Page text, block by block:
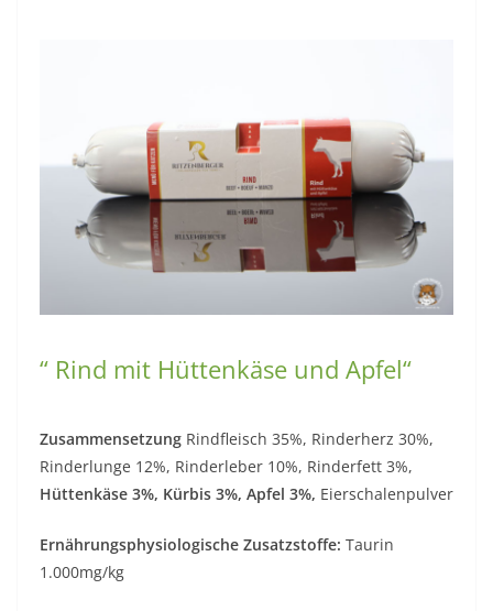
“ Rind mit Hüttenkäse und Apfel“
Zusammensetzung Rindfleisch 35%, Rinderherz 30%,
Rinderlunge 12%, Rinderleber 10%, Rinderfett 3%,
Hüttenkäse 3%, Kürbis 3%, Apfel 3%, Eierschalenpulver
Ernährungsphysiologische Zusatzstoffe: Taurin
1.000mg/kg